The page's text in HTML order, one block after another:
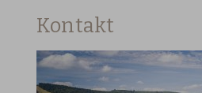
Kontakt